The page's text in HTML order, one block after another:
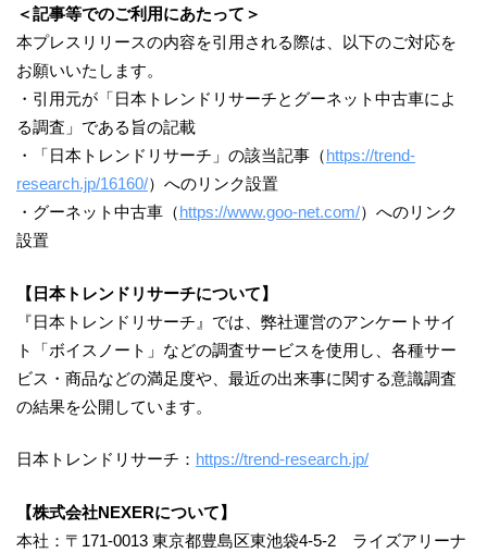
＜記事等でのご利用にあたって＞
本プレスリリースの内容を引用される際は、以下のご対応を
お願いいたします。
・引用元が「日本トレンドリサーチとグーネット中古車によ
る調査」である旨の記載
・「日本トレンドリサーチ」の該当記事（https://trend-
research.jp/16160/）へのリンク設置
・グーネット中古車（https://www.goo-net.com/）へのリンク
設置
【日本トレンドリサーチについて】
『日本トレンドリサーチ』では、弊社運営のアンケートサイ
ト「ボイスノート」などの調査サービスを使用し、各種サー
ビス・商品などの満足度や、最近の出来事に関する意識調査
の結果を公開しています。
日本トレンドリサーチ： https://trend-research.jp/
【株式会社NEXERについて】
本社：〒171-0013 東京都豊島区東池袋4-5-2 ライズアリーナ